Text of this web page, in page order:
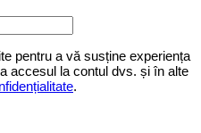
pentru a vă susține experiența
accesul la contul dvs. și în alte
.